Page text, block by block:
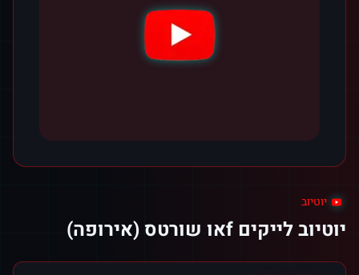
יוטיוב
יוטיוב לייקים fאו שורטס (אירופה)